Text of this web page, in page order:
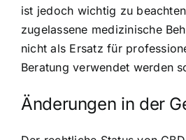
ist jedoch wichtig zu
zugelassene medizinische
nicht als Ersatz für
Beratung verwendet werden
Änderungen in der